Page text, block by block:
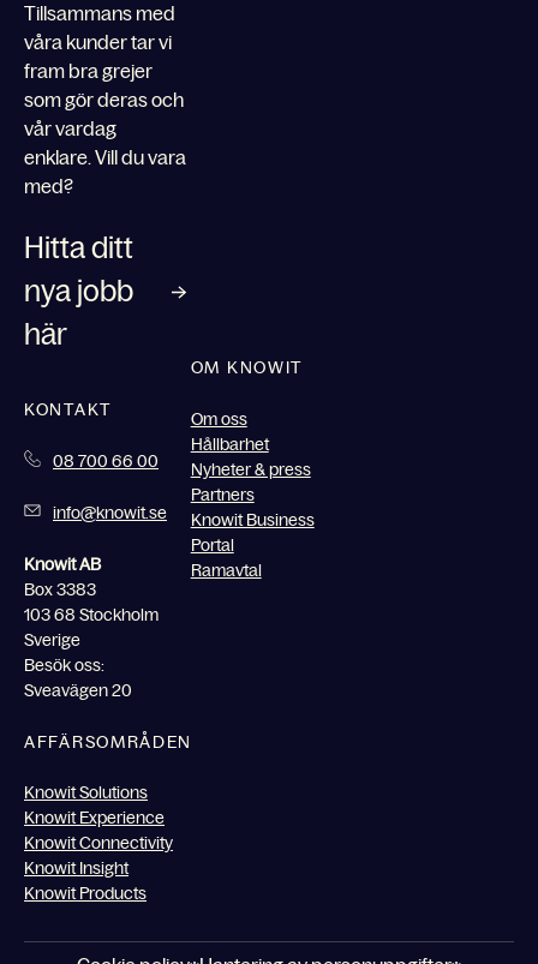
Tillsammans med
våra kunder tar vi
fram bra grejer
som gör deras och
vår vardag
enklare. Vill du vara
med?
Hitta ditt
nya jobb
här
KONTAKT
08 700 66 00
info@knowit.se
Knowit AB
Box 3383
103 68 Stockholm
Sverige
Besök oss:
Sveavägen 20
OM KNOWIT
Om oss
Hållbarhet
Nyheter & press
Partners
Knowit Business
Portal
Ramavtal
AFFÄRSOMRÅDEN
Knowit Solutions
Knowit Experience
Knowit Connectivity
Knowit Insight
Knowit Products